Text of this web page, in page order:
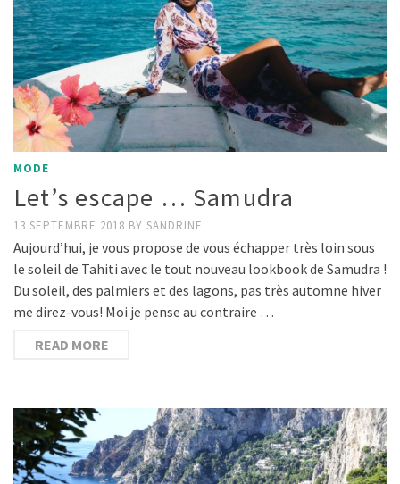
MODE
Let’s escape … Samudra
13 SEPTEMBRE 2018 BY SANDRINE
Aujourd’hui, je vous propose de vous échapper très loin sous
le soleil de Tahiti avec le tout nouveau lookbook de Samudra !
Du soleil, des palmiers et des lagons, pas très automne hiver
me direz-vous! Moi je pense au contraire …
READ MORE